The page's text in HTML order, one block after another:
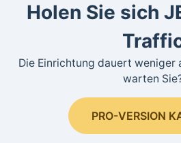
Holen Sie sich
Die Einrichtung dauert weniger
warten
PRO-VERSION